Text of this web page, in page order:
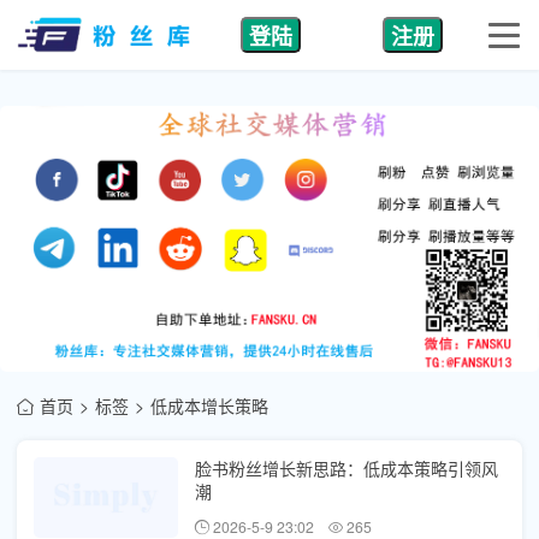
登陆 注册
首页 标签 低成本增长策略
脸书粉丝增长新思路：低成本策略引领风
潮
2026-5-9 23:02 265